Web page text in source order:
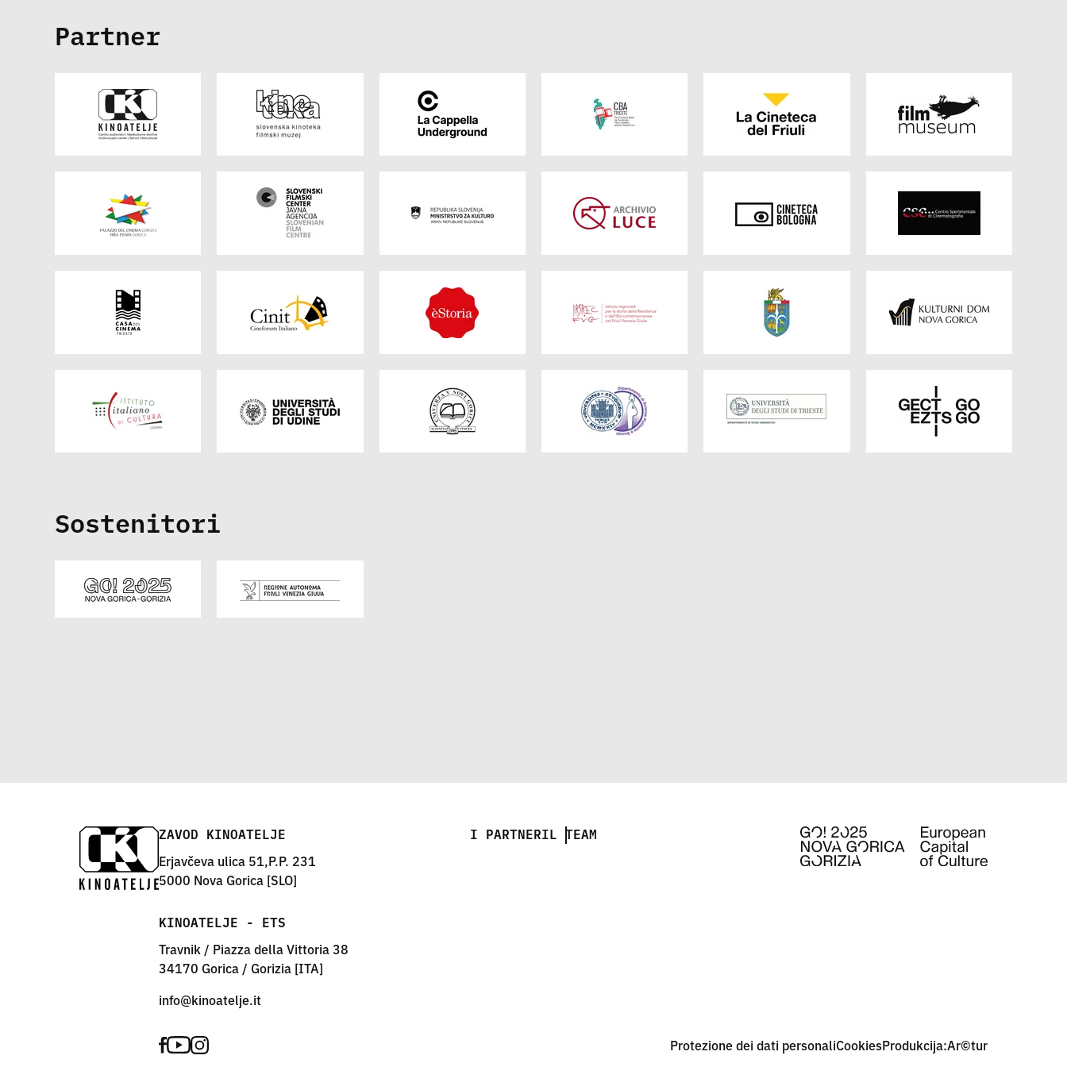
Partner
Sostenitori
ZAVOD KINOATELJE
Erjavčeva ulica 51,P.P. 231
5000 Nova Gorica [SLO]
KINOATELJE - ETS
Travnik / Piazza della Vittoria 38
34170 Gorica / Gorizia [ITA]
I PARTNERIL TEAM
Protezione dei dati personaliCookiesProdukcija:Ar©tur